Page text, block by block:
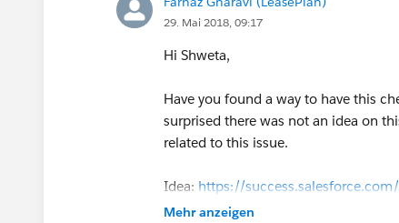
29. Mai 2018, 09:17
Hi Shweta,
Have you found a way to have this
surprised there was not an idea on
related to this issue.
Idea: https://
Mehr anzeigen